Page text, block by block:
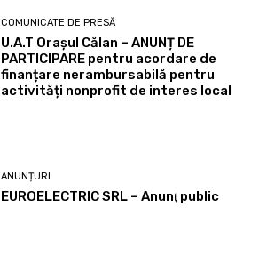
COMUNICATE DE PRESĂ
U.A.T Orașul Călan – ANUNȚ DE
PARTICIPARE pentru acordare de
finanțare nerambursabilă pentru
activități nonprofit de interes local
ANUNȚURI
EUROELECTRIC SRL – Anunţ public